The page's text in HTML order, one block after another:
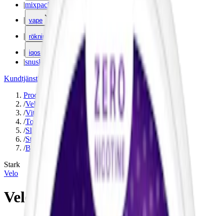
|mixpack
| vape
| rökning
| iqos
|snuskuriren
Kundtjänst| Varumärken
Produkter
/Velo
/Vitt snus
/Torr Portion
/Slim
/Stark
/Bär
Stark
Velo
Velo Icy Berries